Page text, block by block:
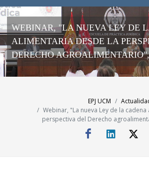
WEBINAR, "LA NUEVA LEY DE
ALIMENTARIA DESDE LA
DERECHO
EPJ UCM
Webinar, "La nueva Ley de la
perspectiva del Derecho